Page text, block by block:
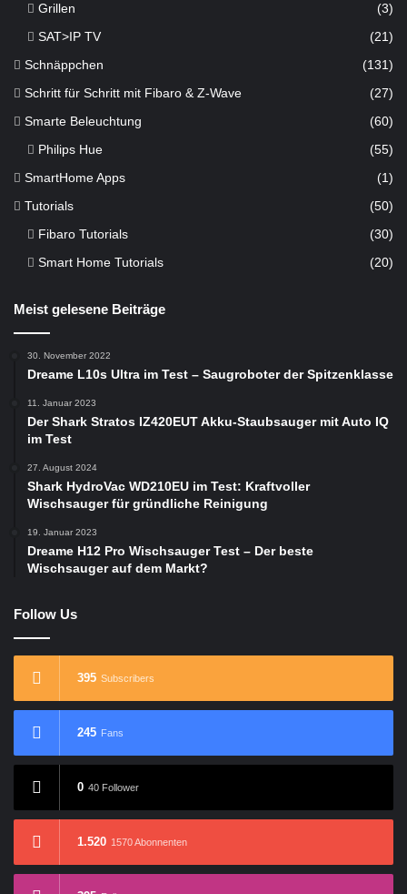
Grillen
(3)
SAT>IP TV
(21)
Schnäppchen (131)
Schritt für Schritt mit Fibaro & Z-Wave (27)
Smarte Beleuchtung (60)
Philips Hue (55)
SmartHome Apps (1)
Tutorials (50)
Fibaro Tutorials
(30)
Smart Home Tutorials
(20)
Meist gelesene Beiträge
30. November 2022
Dreame L10s Ultra im Test – Saugroboter der Spitzenklasse
11. Januar 2023
Der Shark Stratos IZ420EUT Akku-Staubsauger mit Auto IQ
im Test
27. August 2024
Shark HydroVac WD210EU im Test: Kraftvoller
Wischsauger für gründliche Reinigung
19. Januar 2023
Dreame H12 Pro Wischsauger Test – Der beste
Wischsauger auf dem Markt?
Follow Us
395 Subscribers
245 Fans
0 40 Follower
1.520 1570 Abonnenten